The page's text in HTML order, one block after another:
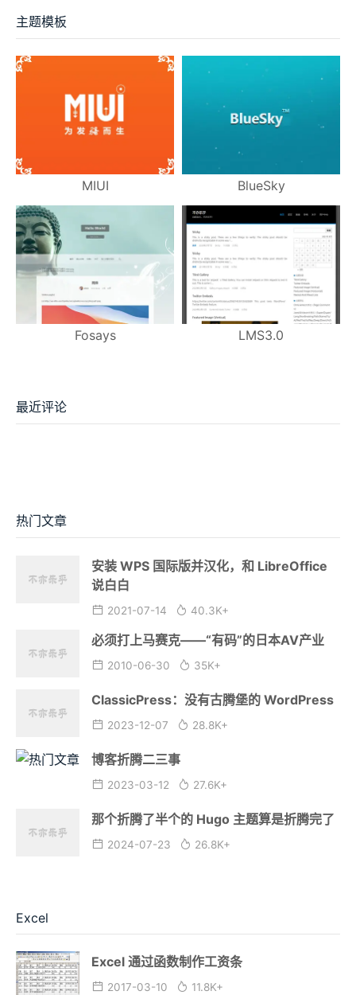
主题模板
MIUI BlueSky
Fosays LMS3.0
最近评论
热门文章
安装 WPS 国际版并汉化，和 LibreOffice
说白白
2021-07-14 40.3K+
必须打上马赛克——“有码”的日本AV产业
2010-06-30 35K+
ClassicPress：没有古腾堡的 WordPress
2023-12-07 28.8K+
博客折腾二三事
2023-03-12 27.6K+
那个折腾了半个的 Hugo 主题算是折腾完了
2024-07-23 26.8K+
Excel
Excel 通过函数制作工资条
2017-03-10 11.8K+